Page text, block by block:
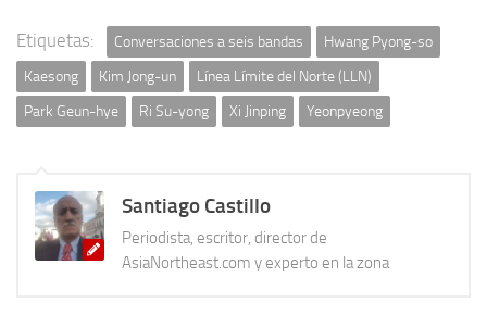
Etiquetas: Conversaciones a seis bandas
Hwang Pyong-so
Kaesong
Kim Jong-un
Línea Límite del Norte (LLN)
Park Geun-hye
Ri Su-yong Xi Jinping Yeonpyeong
Santiago Castillo
Periodista, escritor, director de
AsiaNortheast.com y experto en la zona